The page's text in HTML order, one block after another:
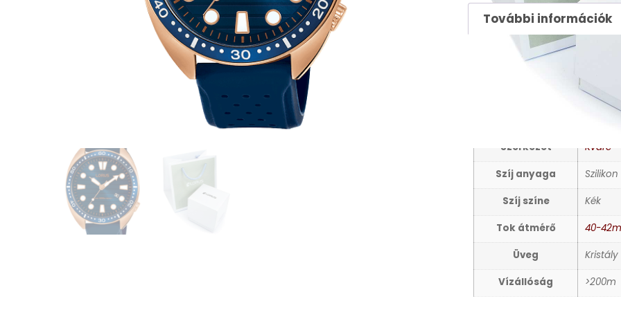
További információk
TOVÁBBI
Férfi
Szerkezet Kvarc
Szíj anyaga Szilikon
Szíj színe Kék
Tok átmérő 40-
Üveg Kristály
Vízállóság >200m
615
178
DIVAT KARÓRÁK (Curren, Oulm,Naviforce, D-
25